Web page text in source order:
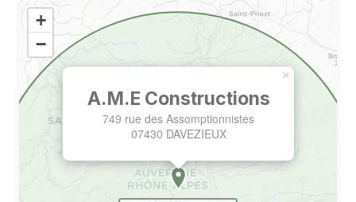
A.M.E Constructions
749 rue des Assomptionnistes
07430 DAVEZIEUX
×
+
−